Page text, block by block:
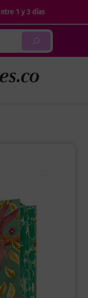
1 y 3 días